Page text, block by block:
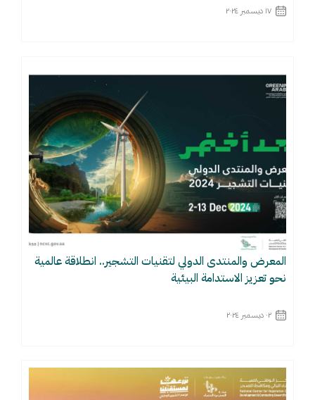
١٧ ديسمبر ٢٠٢٤
المعرض والمنتدى الدولي لتقنيات التشجير.. انطلاقة عالمية
نحو تعزيز الاستدامة البيئية
٠٢ ديسمبر ٢٠٢٤